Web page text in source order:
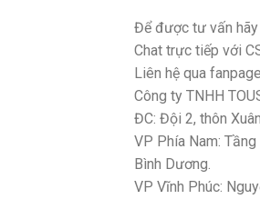
Để được tư vấn
Chat trực tiếp với
Liên hệ qua
Công ty TNHH
ĐC: Đội 2, thôn
VP Phía Nam:
Bình Dương.
VP Vĩnh Phúc: